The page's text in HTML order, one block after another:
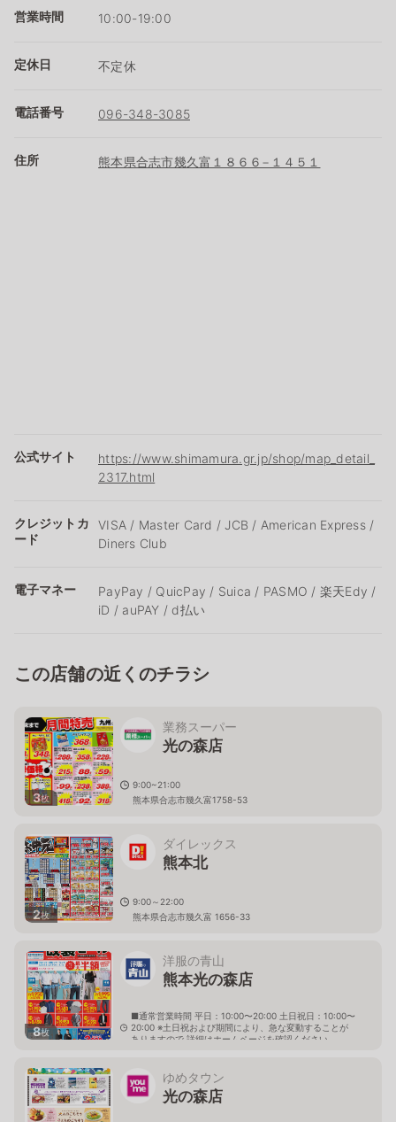
営業時間 10:00-19:00
定休日 不定休
電話番号 096-348-3085
住所 熊本県合志市幾久富１８６６−１４５１
公式サイト
https://www.shimamura.gr.jp/shop/map_detail_
2317.html
クレジットカ
ード
VISA / Master Card / JCB / American Express /
Diners Club
電子マネー
PayPay / QuicPay / Suica / PASMO / 楽天Edy /
iD / auPAY / d払い
この店舗の近くのチラシ
3枚
業務スーパー
光の森店
9:00~21:00
熊本県合志市幾久富1758-53
2枚
ダイレックス
熊本北
9:00～22:00
熊本県合志市幾久富 1656-33
8枚
洋服の青山
熊本光の森店
■通常営業時間 平日：10:00〜20:00 土日祝日：10:00〜
20:00 ※土日祝および期間により、急な変動することが
ありますので 詳細はホームページを確認ください
ゆめタウン
光の森店